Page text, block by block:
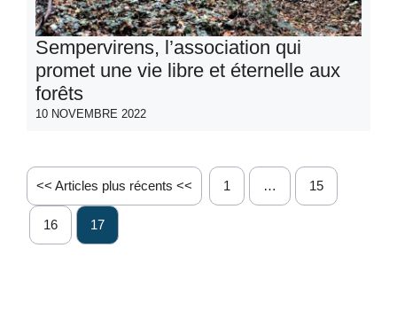
Sempervirens, l’association qui
promet une vie libre et éternelle aux
forêts
10 NOVEMBRE 2022
<< Articles plus récents << 1 … 15
16 17